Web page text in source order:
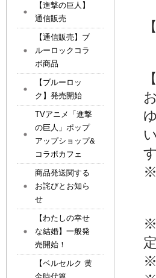
※
※
※
【進撃の巨人】
通信販売
【通信販売】ブ
ルーロックコラ
ボ商品
【ブルーロッ
ク】発売開始
TVアニメ「進撃
の巨人」ポップ
アップショップ&
コラボカフェ
商品発送関する
お詫びとお知ら
せ
【わたしの幸せ
な結婚】一般発
売開始！
【ベルセルク 黄